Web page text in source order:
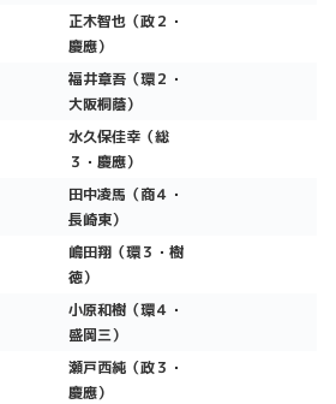
正木智也（政２・
慶應）
福井章吾（環２・
大阪桐蔭）
水久保佳幸（総
３・慶應）
田中凌馬（商４・
長崎東）
嶋田翔（環３・樹
徳）
小原和樹（環４・
盛岡三）
瀬戸西純（政３・
慶應）